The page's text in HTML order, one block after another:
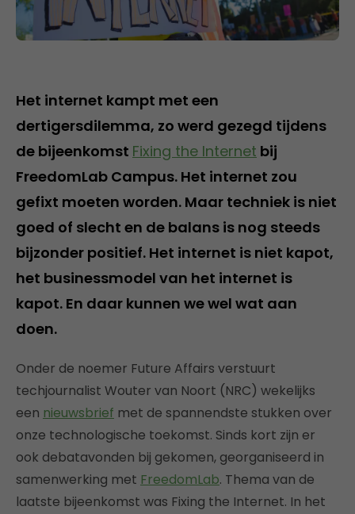
Het internet kampt met een
dertigersdilemma, zo werd gezegd tijdens
de bijeenkomst Fixing the Internet bij
FreedomLab Campus. Het internet zou
gefixt moeten worden. Maar techniek is niet
goed of slecht en de balans is nog steeds
bijzonder positief. Het internet is niet kapot,
het businessmodel van het internet is
kapot. En daar kunnen we wel wat aan
doen.
Onder de noemer Future Affairs verstuurt
techjournalist Wouter van Noort (NRC) wekelijks
een nieuwsbrief met de spannendste stukken over
onze technologische toekomst. Sinds kort zijn er
ook debatavonden bij gekomen, georganiseerd in
samenwerking met FreedomLab. Thema van de
laatste bijeenkomst was Fixing the Internet. In het